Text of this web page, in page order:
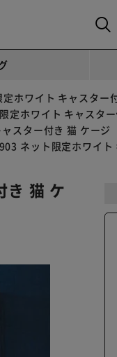
ホワイト キャスター
定ホワイト キャスタ
スター付き 猫 ケージ
ネット限定ホワイ
き 猫 ケ